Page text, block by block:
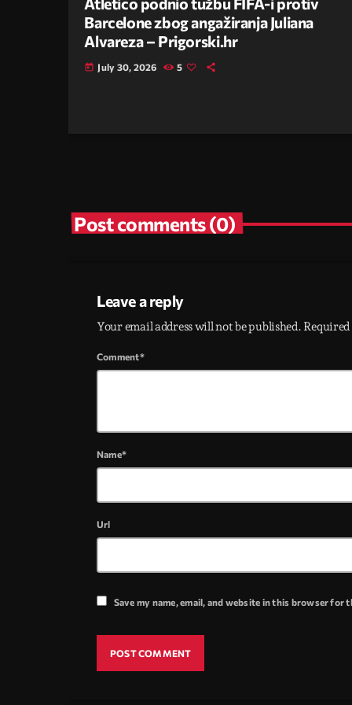
Barcelone zbog angažiranja Juliana
Alvareza – Prigorski.hr
today July 30, 2026 5
Post comments (0)
Leave a reply
Your email address will not be published.
Comment*
Name*
Url
Save my name, email, and website in this browser for